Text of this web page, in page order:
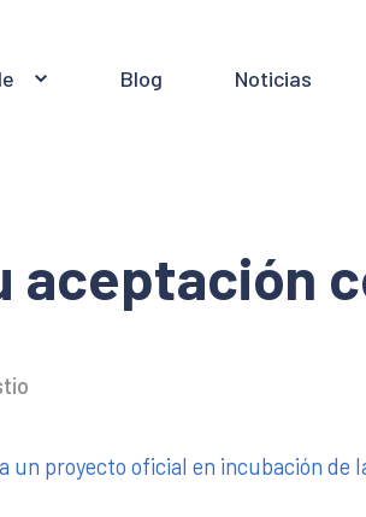
Blog Noticias
aceptación
un proyecto oficial en incubación de